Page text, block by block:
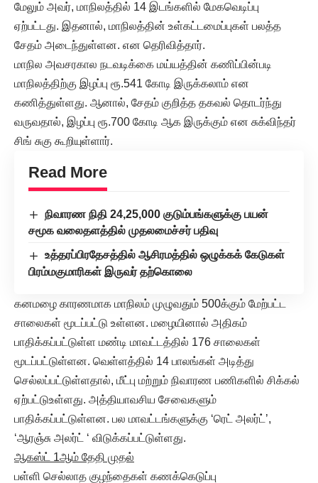
மேலும் அவர், மாநிலத்தில் 14 இடங்களில் மேகவெடிப்பு
ஏற்பட்டது. இதனால், மாநிலத்தின் உள்கட்டமைப்புகள் பலத்த
சேதம் அடைந்துள்ளன. என தெரிவித்தார்.
மாநில அவசரகால நடவடிக்கை மய்யத்தின் கணிப்பின்படி
மாநிலத்திற்கு இழப்பு ரூ.541 கோடி இருக்கலாம் என
கணித்துள்ளது. ஆனால், சேதம் குறித்த தகவல் தொடர்ந்து
வருவதால், இழப்பு ரூ.700 கோடி ஆக இருக்கும் என சுக்விந்தர்
சிங் சுகு கூறியுள்ளார்.
Read More
நிவாரண நிதி 24,25,000 குடும்பங்களுக்கு பயன்
சமூக வலைதளத்தில் முதலமைச்சர் பதிவு
உத்தரப்பிரதேசத்தில் ஆசிரமத்தில் ஒழுக்கக் கேடுகள்
பிரம்மகுமாரிகள் இருவர் தற்கொலை
கனமழை காரணமாக மாநிலம் முழுவதும் 500க்கும் மேற்பட்ட
சாலைகள் மூடப்பட்டு உள்ளன. மழையினால் அதிகம்
பாதிக்கப்பட்டுள்ள மண்டி மாவட்டத்தில் 176 சாலைகள்
மூடப்பட்டுள்ளன. வெள்ளத்தில் 14 பாலங்கள் அடித்து
செல்லப்பட்டுள்ளதால், மீட்பு மற்றும் நிவாரண பணிகளில் சிக்கல்
ஏற்பட்டுஉள்ளது. அத்தியாவசிய சேவைகளும்
பாதிக்கப்பட்டுள்ளன. பல மாவட்டங்களுக்கு ‘ரெட் அலர்ட்’,
‘ஆரஞ்சு அலர்ட் ‘ விடுக்கப்பட்டுள்ளது.
ஆகஸ்ட் 1ஆம் தேதி முதல்
பள்ளி செல்லாத குழந்தைகள் கணக்கெடுப்பு